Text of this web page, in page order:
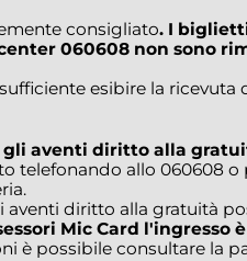
consigliato. I
060608 non sono
esibire la ricevuta
gli aventi diritto alla
telefonando allo 060608 o
aventi diritto alla gratuità
Mic Card l'ingresso
è possibile consultare la